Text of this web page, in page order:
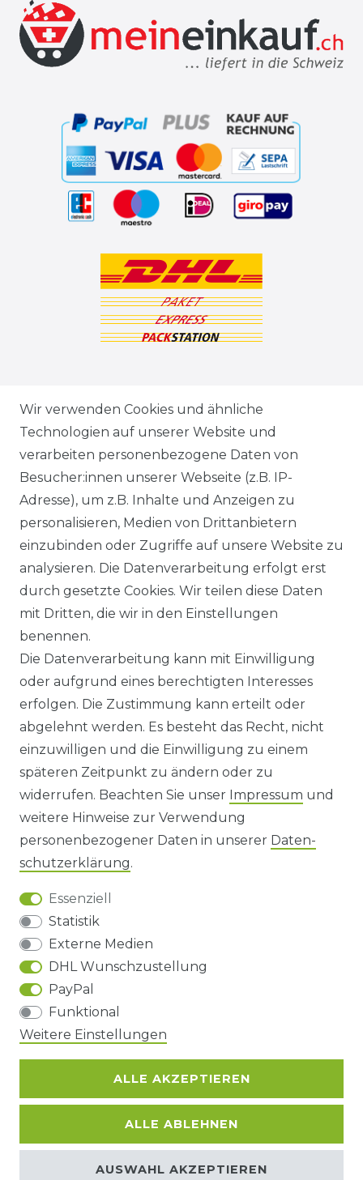
VERSANDARTEN & -KOSTEN
GEWERBETREIBENDE?
HILFE
KONTAKT
ANFAHRT
WIDERRUFS­FORMULAR
HINWEISE ZUR BATTERIEENTSORGUNG
IMPRESSUM
AGB UND KUNDENINFORMATIONEN
DATENSCHUTZERKLÄRUNG
BARRIEREFREIHEIT
Impressum Daten­schutz­erklärung
Barrierefreiheitserklärung
VERTRAG WIDERRUFEN Kontakt
Wir verwenden Cookies und ähnliche
Technologien auf unserer Website und
verarbeiten personenbezogene Daten von
Besucher:innen unserer Webseite (z.B. IP-
Adresse), um z.B. Inhalte und Anzeigen zu
personalisieren, Medien von Drittanbietern
einzubinden oder Zugriffe auf unsere Website zu
analysieren. Die Datenverarbeitung erfolgt erst
durch gesetzte Cookies. Wir teilen diese Daten
mit Dritten, die wir in den Einstellungen
benennen.
Die Datenverarbeitung kann mit Einwilligung
oder aufgrund eines berechtigten Interesses
erfolgen. Die Zustimmung kann erteilt oder
abgelehnt werden. Es besteht das Recht, nicht
einzuwilligen und die Einwilligung zu einem
späteren Zeitpunkt zu ändern oder zu
widerrufen. Beachten Sie unser Impressum und
weitere Hinweise zur Verwendung
personenbezogener Daten in unserer Daten­
schutz­erklärung.
Essenziell
Statistik
Externe Medien
DHL Wunschzustellung
PayPal
Funktional
Weitere Einstellungen
ALLE AKZEPTIEREN
ALLE ABLEHNEN
AUSWAHL AKZEPTIEREN